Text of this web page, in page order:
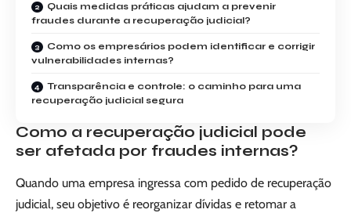
Quais medidas práticas ajudam a prevenir
fraudes durante a recuperação judicial?
Como os empresários podem identificar e corrigir
vulnerabilidades internas?
Transparência e controle: o caminho para uma
recuperação judicial segura
Como a recuperação judicial pode
ser afetada por fraudes internas?
Quando uma empresa ingressa com pedido de recuperação
judicial, seu objetivo é reorganizar dívidas e retomar a